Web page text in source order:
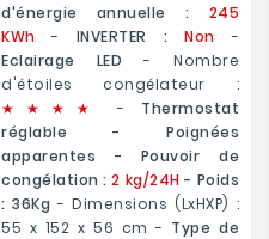
d'énergie annuelle : 245
KWh- INVERTER :Non-
Eclairage LED - Nombre
d'étoiles congélateur :
★ ★ ★★ -
Thermostat
réglable - Poignées
apparentes - Pouvoir de
congélation : 2 kg/24H- Poids
: 36Kg - Dimensions (LxHXP) :
55 x 152 x 56 cm - Type de